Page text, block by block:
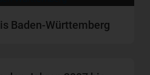
Baden-Württemberg